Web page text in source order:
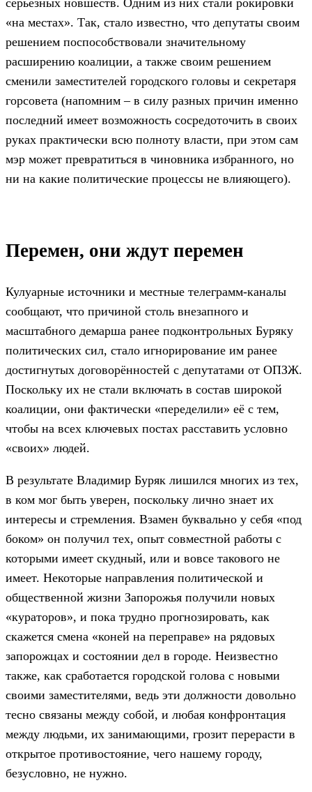
«на местах». Так, стало известно, что депутаты своим
решением поспособствовали значительному
расширению коалиции, а также своим решением
сменили заместителей городского головы и секретаря
горсовета (напомним – в силу разных причин именно
последний имеет возможность сосредоточить в своих
руках практически всю полноту власти, при этом сам
мэр может превратиться в чиновника избранного, но
ни на какие политические процессы не влияющего).
Перемен, они ждут перемен
Кулуарные источники и местные телеграмм-каналы
сообщают, что причиной столь внезапного и
масштабного демарша ранее подконтрольных Буряку
политических сил, стало игнорирование им ранее
достигнутых договорённостей с депутатами от ОПЗЖ.
Поскольку их не стали включать в состав широкой
коалиции, они фактически «переделили» её с тем,
чтобы на всех ключевых постах расставить условно
«своих» людей.
В результате Владимир Буряк лишился многих из тех,
в ком мог быть уверен, поскольку лично знает их
интересы и стремления. Взамен буквально у себя «под
боком» он получил тех, опыт совместной работы с
которыми имеет скудный, или и вовсе такового не
имеет. Некоторые направления политической и
общественной жизни Запорожья получили новых
«кураторов», и пока трудно прогнозировать, как
скажется смена «коней на переправе» на рядовых
запорожцах и состоянии дел в городе. Неизвестно
также, как сработается городской голова с новыми
своими заместителями, ведь эти должности довольно
тесно связаны между собой, и любая конфронтация
между людьми, их занимающими, грозит перерасти в
открытое противостояние, чего нашему городу,
безусловно, не нужно.